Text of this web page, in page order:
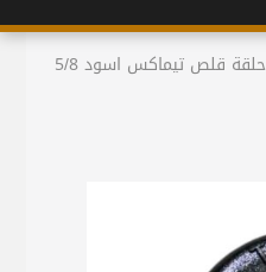
حلقة قلص تيماكس اسود 5/8